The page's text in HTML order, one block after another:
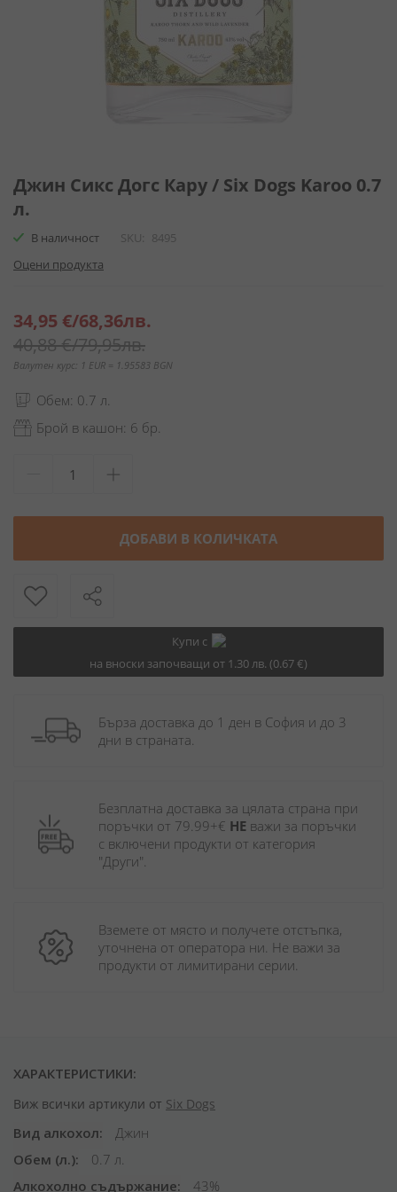
към
началото
на
галерия
снимки
Джин Сикс Догс Кару / Six Dogs Karoo 0.7
л.
В наличност SKU
8495
Оцени продукта
Специална
цена
34,95 €/68,36лв.
40,88 €/79,95лв.
Валутен курс: 1 EUR = 1.95583 BGN
Обем: 0.7 л.
Брой в кашон: 6 бр.
ДОБАВИ В КОЛИЧКАТА
Купи с
на вноски започващи от 1.30 лв. (0.67 €)
Бърза доставка до 1 ден в София и до 3
дни в страната.
Безплатна доставка за цялата страна при
поръчки от 79.99+€ НЕ важи за поръчки
с включени продукти от категория
"Други".
Вземете от място и получете отстъпка,
уточнена от оператора ни. Не важи за
продукти от лимитирани серии.
ХАРАКТЕРИСТИКИ:
Виж всички артикули от Six Dogs
Вид алкохол
Джин
Обем (л.)
0.7 л.
Алкохолно съдържание
43%